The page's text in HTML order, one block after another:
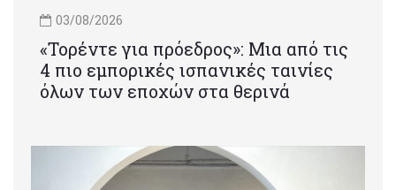
03/08/2026
«Τορέντε για πρόεδρος»: Mια από τις
4 πιο εμπορικές ισπανικές ταινίες
όλων των εποχών στα θερινά